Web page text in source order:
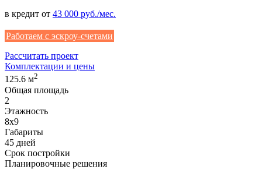
в кредит от 43 000 руб./мес.
Работаем с эскроу-счетами
Рассчитать проект
Комплектации и цены
125.6 м2
Общая площадь
2
Этажность
8х9
Габариты
45 дней
Срок постройки
Планировочные решения